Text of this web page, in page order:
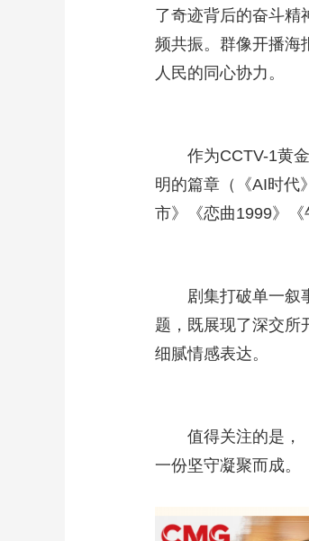
了奇迹背后的奋斗精
频共振。群像开播海
人民的同心协力。
作为CCTV-1黄金
明的篇章（《AI时代
市》《恋曲1999》
剧集打破单一叙事
题，既展现了深交所
细腻情感表达。
值得关注的是，《
一份坚守凝聚而成。